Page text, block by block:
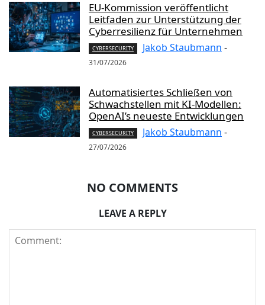
EU-Kommission veröffentlicht
Leitfaden zur Unterstützung der
Cyberresilienz für Unternehmen
CYBERSECURITY Jakob Staubmann -
31/07/2026
Automatisiertes Schließen von
Schwachstellen mit KI-Modellen:
OpenAI’s neueste Entwicklungen
CYBERSECURITY Jakob Staubmann -
27/07/2026
NO COMMENTS
LEAVE A REPLY